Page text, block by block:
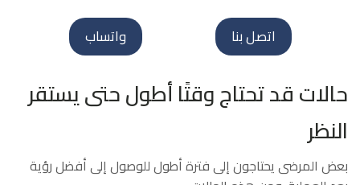
اتصل بنا واتساب
حالات قد تحتاج وقتًا أطول حتى يستقر
النظر
بعض المرضى يحتاجون إلى فترة أطول للوصول إلى أفضل رؤية